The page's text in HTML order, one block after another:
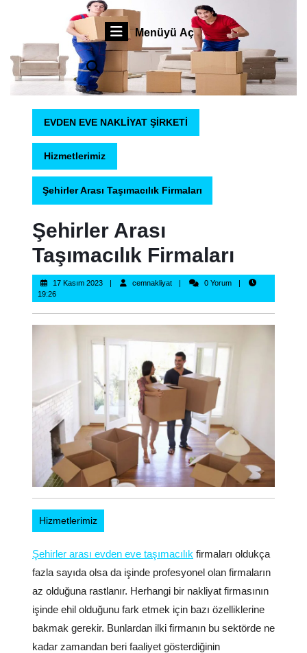
content
Profesyonel Sigortalı Taşımacılık
Menüyü AçMenüyü
Aç
EVDEN EVE NAKLİYAT ŞİRKETİ
Hizmetlerimiz
Şehirler Arası Taşımacılık Firmaları
Şehirler Arası
Taşımacılık Firmaları
17 Kasım 202317
2023
cemnakliyatcemnakliyat0 Yorum
19:26
Hizmetlerimiz
Şehirler arası evden eve taşımacılık firmaları oldukça
fazla sayıda olsa da işinde profesyonel olan firmaların
az olduğuna rastlanır. Herhangi bir nakliyat firmasının
işinde ehil olduğunu fark etmek için bazı özelliklerine
bakmak gerekir. Bunlardan ilki firmanın bu sektörde ne
kadar zamandan beri faaliyet gösterdiğinin